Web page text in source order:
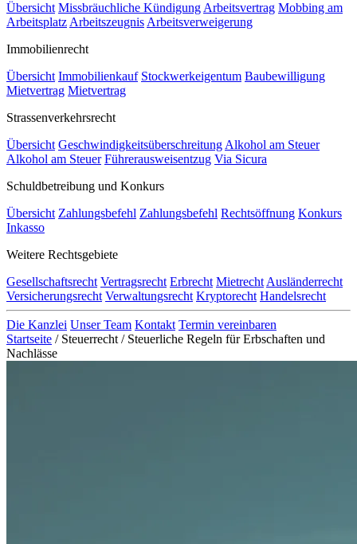
Übersicht Missbräuchliche Kündigung Arbeitsvertrag Mobbing am
Arbeitsplatz Arbeitszeugnis Arbeitsverweigerung
Immobilienrecht
Übersicht Immobilienkauf Stockwerkeigentum Baubewilligung
Mietvertrag Mietvertrag
Strassenverkehrsrecht
Übersicht Geschwindigkeitsüberschreitung Alkohol am Steuer
Alkohol am Steuer Führerausweisentzug Via Sicura
Schuldbetreibung und Konkurs
Übersicht Zahlungsbefehl Zahlungsbefehl Rechtsöffnung Konkurs
Inkasso
Weitere Rechtsgebiete
Gesellschaftsrecht Vertragsrecht Erbrecht Mietrecht Ausländerrecht
Versicherungsrecht Verwaltungsrecht Kryptorecht Handelsrecht
Die Kanzlei Unser Team Kontakt Termin vereinbaren
Startseite / Steuerrecht / Steuerliche Regeln für Erbschaften und
Nachlässe